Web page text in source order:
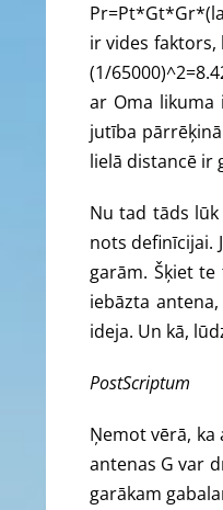
ir vides faktors,
(1/
ar Oma likuma
jutība
lielā distancē ir
Nu tad tāds lūk
nots definīcijai.
garām. Šķiet
iebāzta
ideja. Un kā,
PostScriptum
Ņemot vērā,
antenas G var
garākam